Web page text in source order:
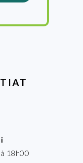
18h00